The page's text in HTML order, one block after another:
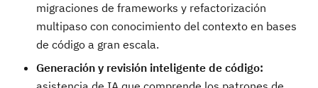
migraciones de frameworks y refactorización
multipaso con conocimiento del contexto en bases
de código a gran escala.
Generación y revisión inteligente de código: